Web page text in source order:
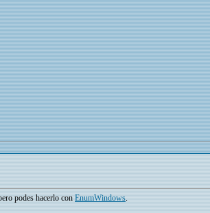
podes hacerlo con EnumWindows.